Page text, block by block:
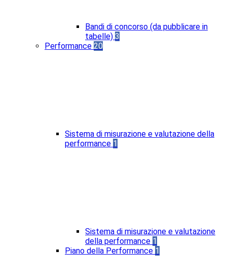
Bandi di concorso (da pubblicare in
tabelle) 3
Performance 20
Sistema di misurazione e valutazione della
performance 1
Sistema di misurazione e valutazione
della performance 1
Piano della Performance 1